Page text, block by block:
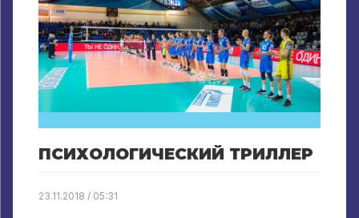
ПСИХОЛОГИЧЕСКИЙ ТРИЛЛЕР
23.11.2018 / 05:31